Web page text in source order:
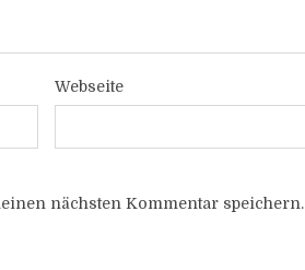
Webseite
nächsten Kommentar speichern.